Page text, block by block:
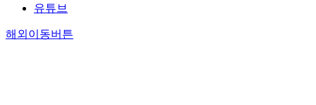
유튜브
해외이동버튼